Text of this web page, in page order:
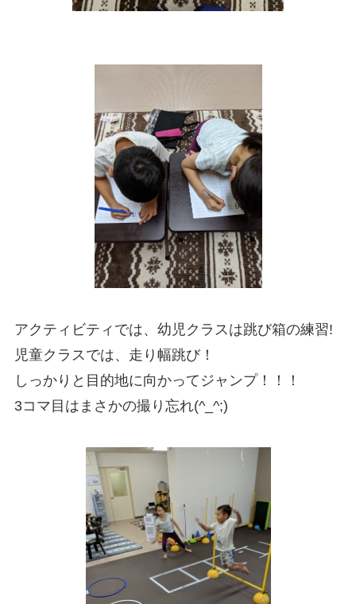
アクティビティでは、幼児クラスは跳び箱の練習!
児童クラスでは、走り幅跳び！
しっかりと目的地に向かってジャンプ！！！
3コマ目はまさかの撮り忘れ(^_^;)